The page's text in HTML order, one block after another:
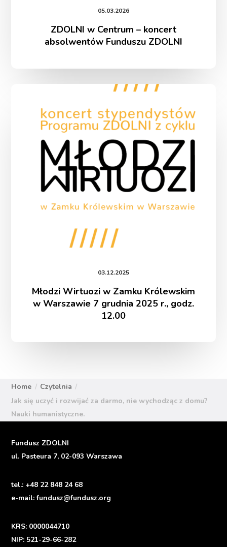
05.03.2026
ZDOLNI w Centrum – koncert
absolwentów Funduszu ZDOLNI
Młodzi
w
Zamku
Królewskim
Warszawie
7 grudnia
2025
r.,
12.00
03.12.2025
Młodzi Wirtuozi w Zamku Królewskim
w Warszawie 7 grudnia 2025 r., godz.
12.00
Home
Czytelnia
Jak się uczyć i rozwijać za darmo, nie wychodząc z domu?
Nauki humanistyczne.
Fundusz ZDOLNI
ul. Pasteura 7, 02-093 Warszawa
tel.: +48 22 848 24 68
e-mail:fundusz@fundusz.org
KRS: 0000044710
NIP: 521-29-66-282